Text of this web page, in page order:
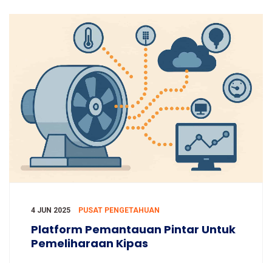
4 JUN 2025 PUSAT PENGETAHUAN
Platform Pemantauan Pintar Untuk
Pemeliharaan Kipas